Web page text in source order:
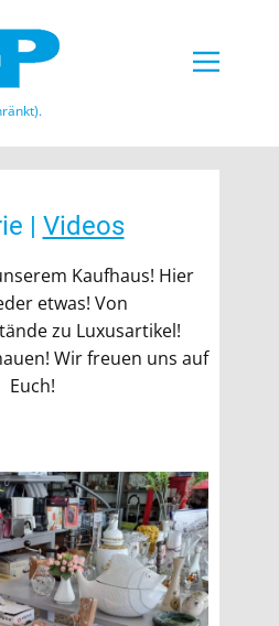
| Videos
Kaufhaus! Hier
etwas! Von
zu Luxusartikel!
Wir freuen uns auf
Euch!